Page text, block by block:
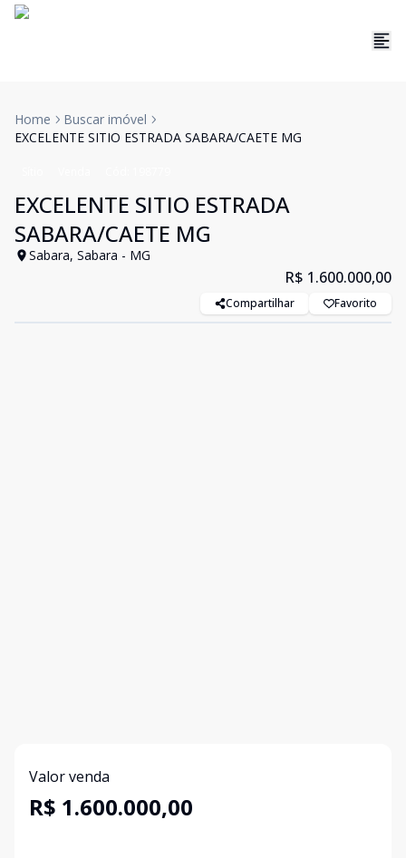
Home
Buscar imóvel
EXCELENTE SITIO ESTRADA SABARA/CAETE MG
EXCELENTE SITIO ESTRADA
SABARA/CAETE MG
Sabara, Sabara - MG
R$ 1.600.000,00
Compartilhar Favorito
Valor venda
R$ 1.600.000,00